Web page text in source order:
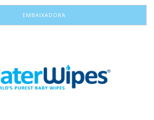
EMBAIXADORA